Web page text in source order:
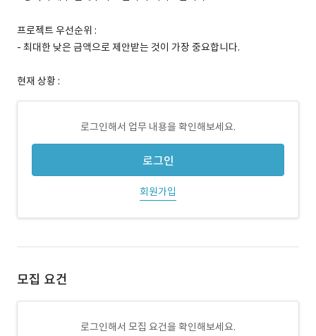
프로젝트 우선순위 :
- 최대한 낮은 금액으로 제안받는 것이 가장 중요합니다.
현재 상황 :
로그인해서 업무 내용을 확인해보세요.
로그인
회원가입
모집 요건
로그인해서 모집 요건을 확인해보세요.